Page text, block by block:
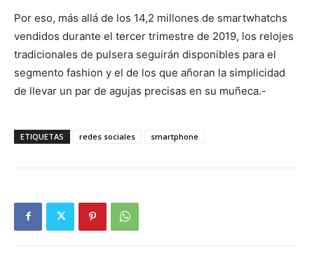
Por eso, más allá de los 14,2 millones de smartwhatchs
vendidos durante el tercer trimestre de 2019, los relojes
tradicionales de pulsera seguirán disponibles para el
segmento fashion y el de los que añoran la simplicidad
de llevar un par de agujas precisas en su muñeca.-
ETIQUETAS redes sociales smartphone